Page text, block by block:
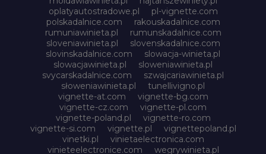
oplatyautostradowe.pl
pl-vignette.com
polskadalnice.com
rakouskadalnice.com
rumuniawinieta.pl
rumunskadalnice.com
sloveniawinieta.pl
slovenskadalnice.com
slovinskadalnice.com
slowacja-winieta.pl
slowacjawinieta.pl
sloweniawinieta.pl
svycarskadalnice.com
szwajcariawinieta.pl
słoweniawinieta.pl
tunellivigno.pl
vignette-at.com
vignette-bg.com
vignette-cz.com
vignette-pl.com
vignette-poland.pl
vignette-ro.com
vignette-si.com
vignette.pl
vignettepoland.pl
vinetki.pl
vinietaelectronica.com
vinieteelectronice.com
wegrywinieta.pl